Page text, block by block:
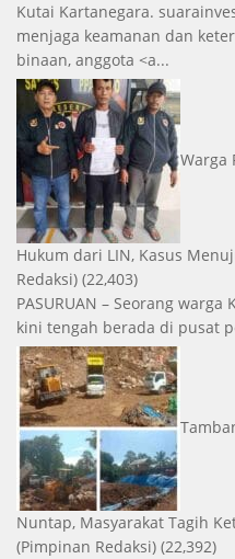
Kutai Kartanegara.
menjaga keamanan dan
binaan, anggota <a...
Warga
Hukum dari LIN, Kasus
Redaksi) (22,403)
PASURUAN – Seorang
kini tengah berada di pusat
Nuntap, Masyarakat Tagih
(Pimpinan Redaksi) (22,392)